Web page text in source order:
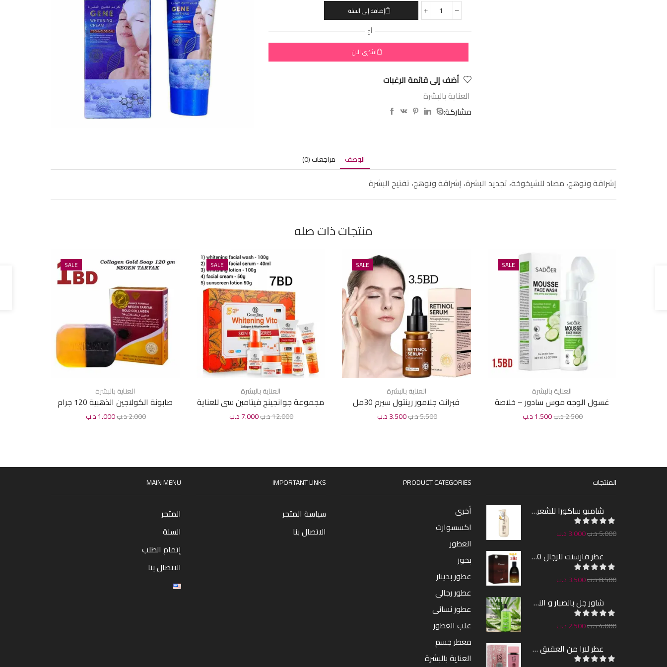
إضافة إلى السلة
أو
اشتري الان
أضف إلى قائمة الرغبات
العناية بالبشرة
مشاركة:
الوصف مراجعات (0)
إشراقة وتوهج، مضاد للشيخوخة، تجديد البشرة، إشراقة وتوهج، تفتيح البشرة
منتجات ذات صله
SALE
العناية بالبشرة
غسول الوجه موس سادور – خلاصة
الخيار 120 مل2.500د.ب1.500د.ب
SALE
العناية بالبشرة
فبرانت جلامور رينتول سيرم 30مل
5.500د.ب3.500د.ب
SALE
العناية بالبشرة
مجموعة جوانجينج فيتامين سى للعناية
بالبشرة 5حبات12.000د.ب7.000د.ب
SALE
العناية بالبشرة
صابونة الكولاجين الذهبية 120 جرام
2.000د.ب1.000د.ب
MAIN MENU
المتجر
السلة
إتمام الطلب
الاتصال بنا
IMPORTANT LINKS
سياسة المتجر
الاتصال بنا
PRODUCT CATEGORIES
أخرى
اكسسوارت
العطور
بخور
عطور بدينار
عطور رجالى
عطور نسائى
علب العطور
معطر جسم
العناية بالبشرة
المنتجات
شامبو ساكورا للشعر 300مل
5.000د.ب3.000د.ب
عطر فارسنت للرجال 100مل
8.500د.ب3.500د.ب
شاور جل بالصبار و النعناع من ريفيل 1000مل
4.000د.ب2.500د.ب
عطر لارا من العقيق 100مل